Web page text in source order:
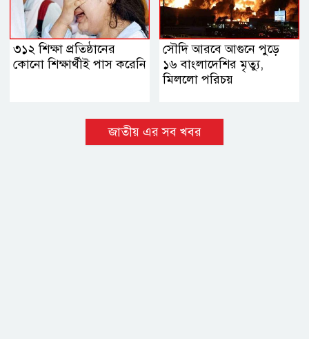
৩১২ শিক্ষা প্রতিষ্ঠানের
কোনো শিক্ষার্থীই পাস করেনি
সৌদি আরবে আগুনে পুড়ে
১৬ বাংলাদেশির মৃত্যু,
মিললো পরিচয়
জাতীয় এর সব খবর